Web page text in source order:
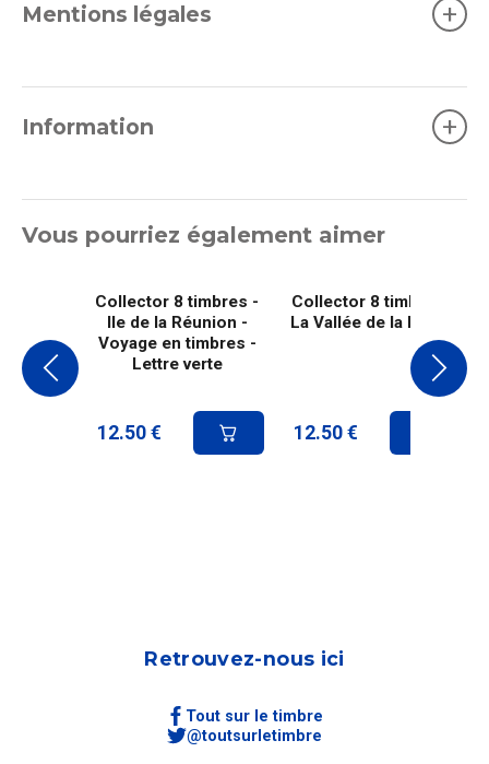
Mentions légales +
Information +
Vous pourriez également aimer
Collector 8 timbres -
Ile de la Réunion -
Voyage en timbres -
Lettre verte
12.50 €
Collector 8 timbres -
La Vallée de la Rance
12.50 €
Retrouvez-nous ici
Tout sur le timbre
@toutsurletimbre